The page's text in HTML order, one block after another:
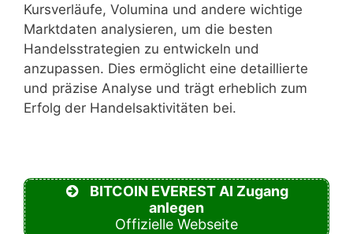
Kursverläufe, Volumina und andere wichtige
Marktdaten analysieren, um die besten
Handelsstrategien zu entwickeln und
anzupassen. Dies ermöglicht eine detaillierte
und präzise Analyse und trägt erheblich zum
Erfolg der Handelsaktivitäten bei.
BITCOIN EVEREST AI Zugang
anlegen
Offizielle Webseite